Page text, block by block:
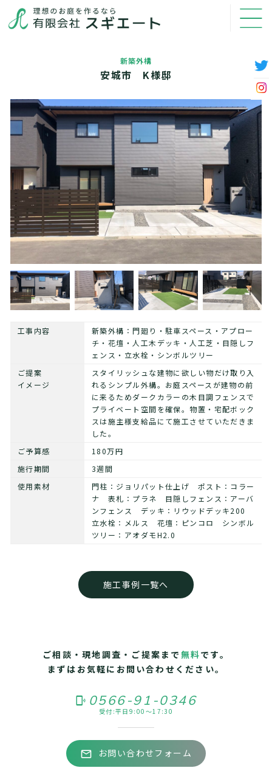
新築外構
安城市 K様邸
工事内容
新築外構：門廻り・駐車スペース・アプロー
チ・花壇・人工木デッキ・人工芝・目隠しフ
ェンス・立水栓・シンボルツリー
ご提案
イメージ
スタイリッシュな建物に欲しい物だけ取り入
れるシンプル外構。お庭スペースが建物の前
に来るためダークカラーの木目調フェンスで
プライベート空間を確保。物置・宅配ボック
スは施主様支給品にて施工させていただきま
した。
ご予算感
180万円
施行期間
3週間
使用素材
門柱：ジョリパット仕上げ ポスト：コラー
ナ 表札：プラネ 目隠しフェンス：アーバ
ンフェンス デッキ：リウッドデッキ200
立水栓：メルス 花壇：ピンコロ シンボル
ツリー：アオダモH2.0
施工事例一覧へ
ご相談・現地調査・ご提案まで 無料です。
まずはお気軽にお問い合わせください。
phonelink_ring 0566-91-0346
受付:平日9:00～17:30
mail_outline お問い合わせフォーム